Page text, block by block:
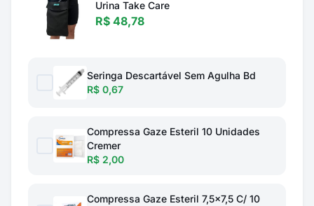
Urina Take Care
R$ 48,78
Seringa Descartável Sem Agulha Bd
R$ 0,67
Compressa Gaze Esteril 10 Unidades
Cremer
R$ 2,00
Compressa Gaze Esteril 7,5x7,5 C/ 10